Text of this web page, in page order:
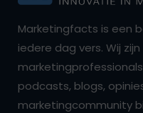
Marketingfacts is een
iedere dag vers. Wij
podcasts, blogs,
marketingcommunity